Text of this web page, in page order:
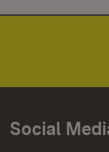
Social